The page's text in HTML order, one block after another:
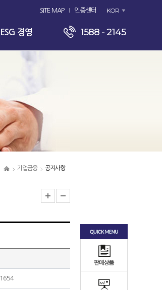
SITE MAP 인증센터 KOR
ESG 경영 1588 - 2145
기업금융 공지사항
1654